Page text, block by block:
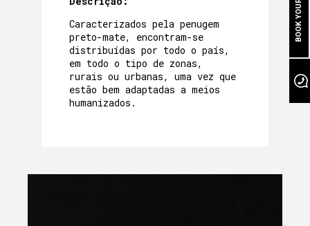
BEM ESTAR NA GRUTA
A NOSSA PISCINA
EVENTOS
NO NOSSO JARDIM
Caracterizados pela penugem
preto-mate, encontram-se
distribuídas por todo o país,
em todo o tipo de zonas,
rurais ou urbanas, uma vez que
estão bem adaptadas a meios
humanizados.